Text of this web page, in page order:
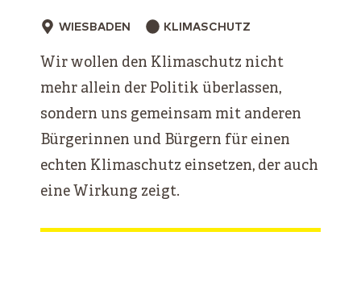
WIESBADEN KLIMASCHUTZ
Wir wollen den Klimaschutz nicht
mehr allein der Politik überlassen,
sondern uns gemeinsam mit anderen
Bürgerinnen und Bürgern für einen
echten Klimaschutz einsetzen, der auch
eine Wirkung zeigt.